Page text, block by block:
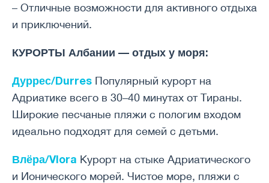
– Отличные возможности для активного отдыха
и приключений.
КУРОРТЫ Албании — отдых у моря:
Дуррес/Durres Популярный курорт на
Адриатике всего в 30–40 минутах от Тираны.
Широкие песчаные пляжи с пологим входом
идеально подходят для семей с детьми.
Влёра/Vlora Курорт на стыке Адриатического
и Ионического морей. Чистое море, пляжи с